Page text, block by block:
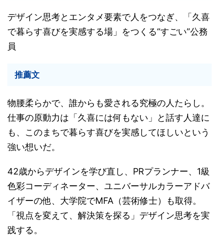
デザイン思考とエンタメ要素で人をつなぎ、「久喜
で暮らす喜びを実感する場」をつくる“すごい”公務
員
推薦文
物腰柔らかで、誰からも愛される究極の人たらし。
仕事の原動力は「久喜には何もない」と話す人達に
も、このまちで暮らす喜びを実感してほしいという
強い想いだ。
42歳からデザインを学び直し、PRプランナー、1級
色彩コーディネーター、ユニバーサルカラーアドバ
イザーの他、大学院でMFA（芸術修士）も取得。
「視点を変えて、解決策を探る」デザイン思考を実
践する。